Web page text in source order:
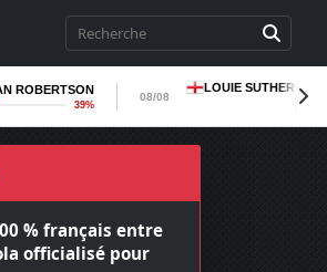
ROBERTSON
39%
08/08
LOUIE
LOSS
% français entre
officialisé pour